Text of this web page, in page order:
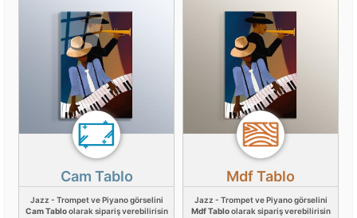
Cam Tablo
Jazz - Trompet ve Piyano görselini
Cam Tabloolarak sipariş verebilirisin
Mdf Tablo
Jazz - Trompet ve Piyano görselini
Mdf Tabloolarak sipariş verebilirisin